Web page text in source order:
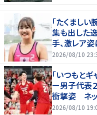
「たくまし
集も出した
手、激レア姿
レイさ」
2026/08/10
「いつもと
ー男子代表
衝撃姿 ネッ
から話はいっ
2026/08/10